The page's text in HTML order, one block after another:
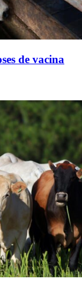
de vacina